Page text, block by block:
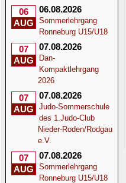
06
AUG
06.08.2026
Sommerlehrgang
Ronneburg U15/U18
07
AUG
07.08.2026
Dan-
Kompaktlehrgang
2026
07
AUG
07.08.2026
Judo-Sommerschule
des 1.Judo-Club
Nieder-Roden/Rodgau
e.V.
07
AUG
07.08.2026
Sommerlehrgang
Ronneburg U15/U18